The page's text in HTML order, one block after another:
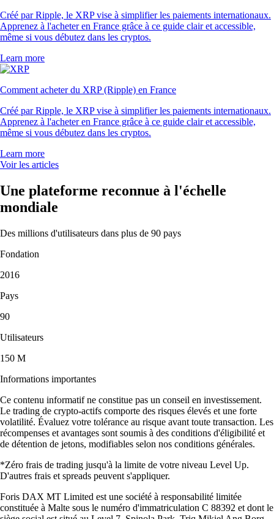
Créé par Ripple, le XRP vise à simplifier les paiements internationaux.
Apprenez à l'acheter en France grâce à ce guide clair et accessible,
même si vous débutez dans les cryptos.
Learn more
Comment acheter du XRP (Ripple) en France
Créé par Ripple, le XRP vise à simplifier les paiements internationaux.
Apprenez à l'acheter en France grâce à ce guide clair et accessible,
même si vous débutez dans les cryptos.
Learn more
Voir les articles
Une plateforme reconnue à l'échelle
mondiale
Des millions d'utilisateurs dans plus de 90 pays
Fondation
2016
Pays
90
Utilisateurs
150 M
Informations importantes
Ce contenu informatif ne constitue pas un conseil en investissement.
Le trading de crypto-actifs comporte des risques élevés et une forte
volatilité. Évaluez votre tolérance au risque avant toute transaction. Les
récompenses et avantages sont soumis à des conditions d'éligibilité et
de détention de jetons, modifiables selon nos conditions générales.
*Zéro frais de trading jusqu'à la limite de votre niveau Level Up.
D'autres frais et spreads peuvent s'appliquer.
Foris DAX MT Limited est une société à responsabilité limitée
constituée à Malte sous le numéro d'immatriculation C 88392 et dont le